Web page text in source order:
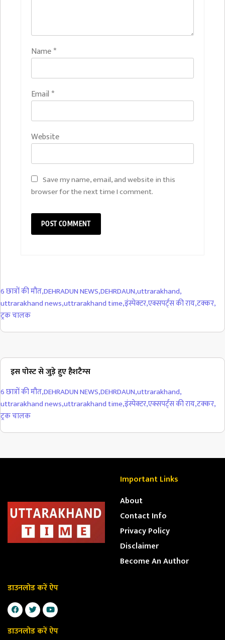
Name*
Email *
Website
Save my name, email, and website in this
browser for the next time I comment.
6 छात्रों की मौत,DEHRADUN NEWS,DEHRDAUN,uttrarakhand,
uttrarakhand news,uttrarakhand time,इंस्पेक्टर,एक्सपर्ट्स की राय,टक्कर,
ट्रक चालक
इस पोस्ट से जुड़े हुए हैशटैग्स
6 छात्रों की मौत,DEHRADUN NEWS,DEHRDAUN,uttrarakhand,
uttrarakhand news,uttrarakhand time,इंस्पेक्टर,एक्सपर्ट्स की राय,टक्कर,
ट्रक चालक
Important Links
About
Contact Info
Privacy Policy
Disclaimer
Become An Author
डाउनलोड करें ऐप
डाउनलोड करें ऐप